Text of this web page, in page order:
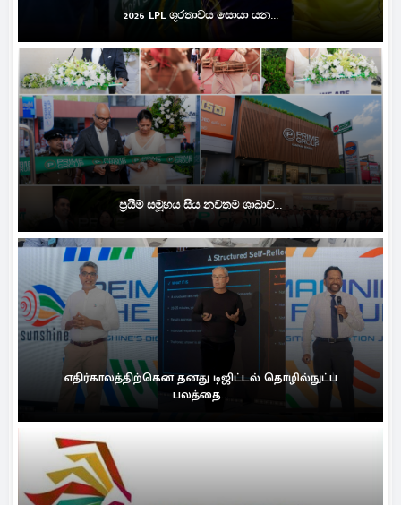
2026 LPL ශූරතාවය සොයා යන...
ප්‍රයිම් සමූහය සිය නවතම ශාඛාව...
எதிர்காலத்திற்கென தனது டிஜிட்டல் தொழில்நுட்ப
பலத்தை...